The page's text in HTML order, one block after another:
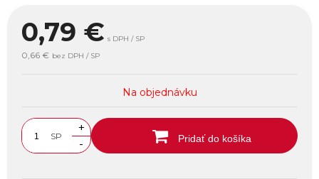
0,79 € s DPH / SP
0,66 € bez DPH / SP
Na objednávku
SP
+
-
Pridať do košíka